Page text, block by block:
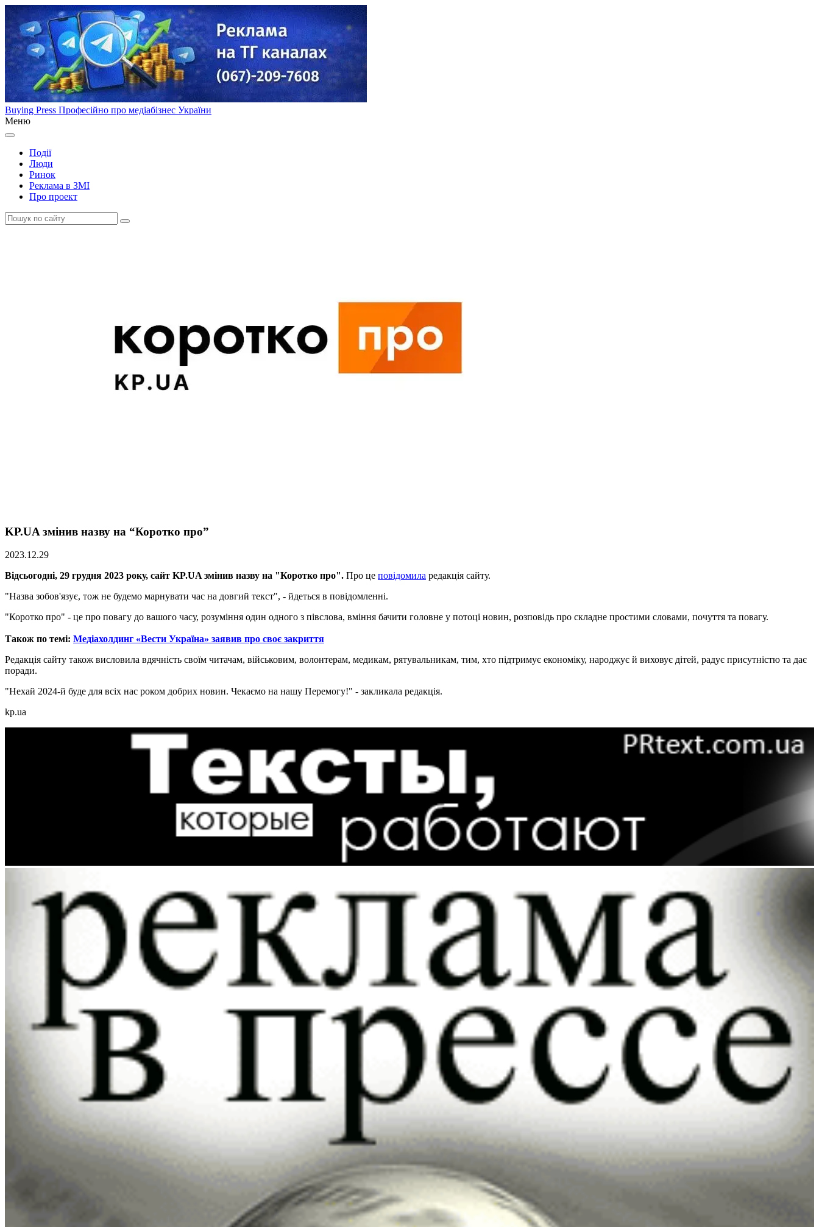
Buying Press Професійно про медіабізнес України
Меню
Події
Люди
Ринок
Реклама в ЗМІ
Про проект
KP.UA змінив назву на “Коротко про”
2023.12.29
Відсьогодні, 29 грудня 2023 року, сайт KP.UA змінив назву на "Коротко про". Про це повідомила редакція сайту.
"Назва зобов'язує, тож не будемо марнувати час на довгий текст", - йдеться в повідомленні.
"Коротко про" - це про повагу до вашого часу, розуміння один одного з півслова, вміння бачити головне у потоці новин, розповідь про складне простими словами, почуття та повагу.
Також по темі: Медіахолдинг «Вести Україна» заявив про своє закриття
Редакція сайту також висловила вдячність своїм читачам, військовим, волонтерам, медикам, рятувальникам, тим, хто підтримує економіку, народжує й виховує дітей, радує присутністю та дає
поради.
"Нехай 2024-й буде для всіх нас роком добрих новин. Чекаємо на нашу Перемогу!" - закликала редакція.
kp.ua